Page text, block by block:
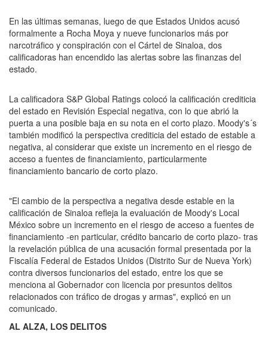
En las últimas semanas, luego de que Estados Unidos acusó
formalmente a Rocha Moya y nueve funcionarios más por
narcotráfico y conspiración con el Cártel de Sinaloa, dos
calificadoras han encendido las alertas sobre las finanzas del
estado.
La calificadora S&P Global Ratings colocó la calificación crediticia
del estado en Revisión Especial negativa, con lo que abrió la
puerta a una posible baja en su nota en el corto plazo. Moody's´s
también modificó la perspectiva crediticia del estado de estable a
negativa, al considerar que existe un incremento en el riesgo de
acceso a fuentes de financiamiento, particularmente
financiamiento bancario de corto plazo.
"El cambio de la perspectiva a negativa desde estable en la
calificación de Sinaloa refleja la evaluación de Moody's Local
México sobre un incremento en el riesgo de acceso a fuentes de
financiamiento -en particular, crédito bancario de corto plazo- tras
la revelación pública de una acusación formal presentada por la
Fiscalía Federal de Estados Unidos (Distrito Sur de Nueva York)
contra diversos funcionarios del estado, entre los que se
menciona al Gobernador con licencia por presuntos delitos
relacionados con tráfico de drogas y armas", explicó en un
comunicado.
AL ALZA, LOS DELITOS